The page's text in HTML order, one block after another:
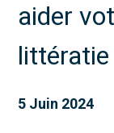
aider
littératie
5 Juin 2024